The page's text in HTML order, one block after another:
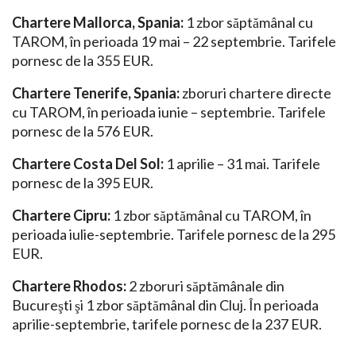
Chartere Mallorca, Spania: 1 zbor săptămânal cu
TAROM, în perioada 19 mai – 22 septembrie. Tarifele
pornesc de la 355 EUR.
Chartere Tenerife, Spania:zboruri chartere directe
cu TAROM, în perioada iunie – septembrie. Tarifele
pornesc de la 576 EUR.
Chartere Costa Del Sol: 1 aprilie – 31 mai. Tarifele
pornesc de la 395 EUR.
Chartere Cipru: 1 zbor săptămânal cu TAROM, în
perioada iulie-septembrie. Tarifele pornesc de la 295
EUR.
Chartere Rhodos:2 zboruri săptămânale din
Bucureşti şi 1 zbor săptămânal din Cluj. În perioada
aprilie-septembrie, tarifele pornesc de la 237 EUR.